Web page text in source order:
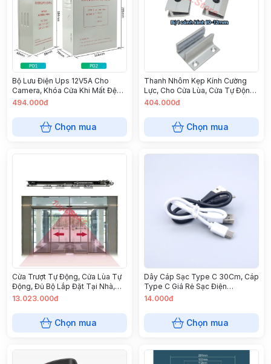
Bộ Lưu Điện Ups 12V5A Cho
Camera, Khóa Cửa Khi Mất Đện (
Chưa Có Acquy )
494.000đ
Chọn mua
Thanh Nhôm Kẹp Kính Cường
Lực, Cho Cửa Lùa, Cửa Tự Động,
Không Cần Khoan, Hợp Kim
404.000đ
Chọn mua
Cửa Trượt Tự Động, Cửa Lùa Tự
Động, Đủ Bộ Lắp Đặt Tại Nhà,
Hướng Dẫn Lắp Đặt, Kính Cường
13.023.000đ
Chọn mua
Dây Cáp Sạc Type C 30Cm, Cáp
Type C Giá Rẻ Sạc Điện
Thoại/Pod (Max 5V2A) - Dài
14.000đ
Chọn mua